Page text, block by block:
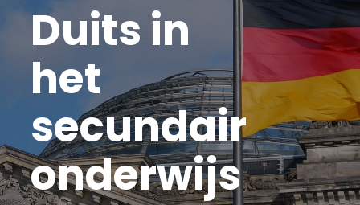
Duits in
het
secundair
onderwijs